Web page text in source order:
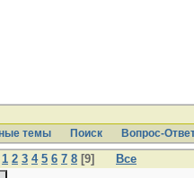
темы Поиcк Вопрос-
1 2 3 4 5 6 7 8 [9] Все